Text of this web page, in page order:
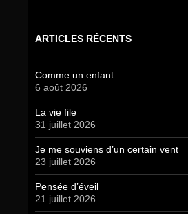
ARTICLES RÉCENTS
Comme un enfant
6 août 2026
La vie file
31 juillet 2026
Je me souviens d’un certain vent
23 juillet 2026
Pensée d’éveil
21 juillet 2026